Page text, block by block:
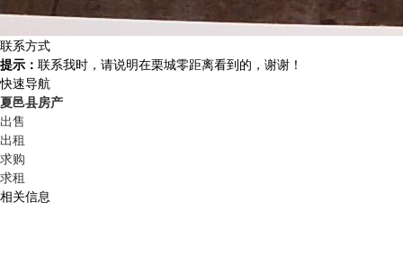
联系方式
提示： 联系我时，请说明在栗城零距离看到的，谢谢！
快速导航
夏邑县房产
出售
出租
求购
求租
相关信息